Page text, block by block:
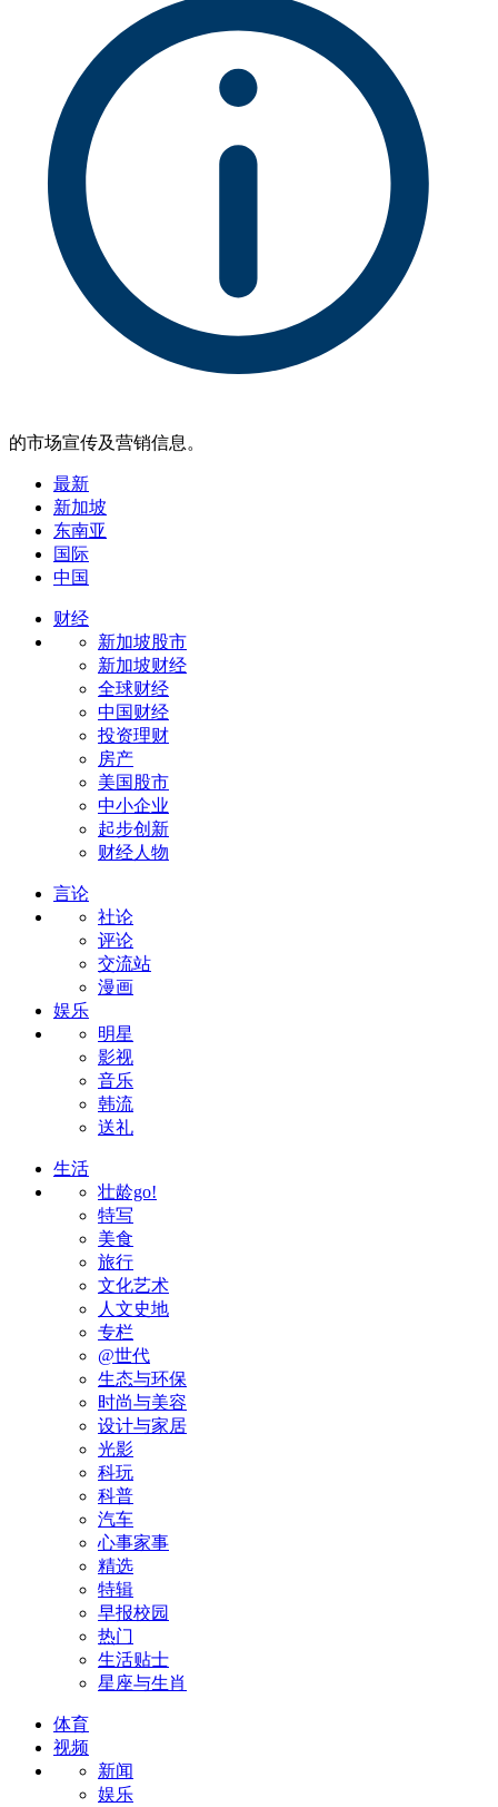
的市场宣传及营销信息。
最新
新加坡
东南亚
国际
中国
财经
新加坡股市
新加坡财经
全球财经
中国财经
投资理财
房产
美国股市
中小企业
起步创新
财经人物
言论
社论
评论
交流站
漫画
娱乐
明星
影视
音乐
韩流
送礼
生活
壮龄go!
特写
美食
旅行
文化艺术
人文史地
专栏
@世代
生态与环保
时尚与美容
设计与家居
光影
科玩
科普
汽车
心事家事
精选
特辑
早报校园
热门
生活贴士
星座与生肖
体育
视频
新闻
娱乐